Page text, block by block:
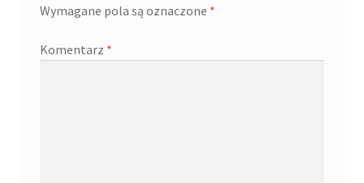
Wymagane pola są oznaczone *
Komentarz *